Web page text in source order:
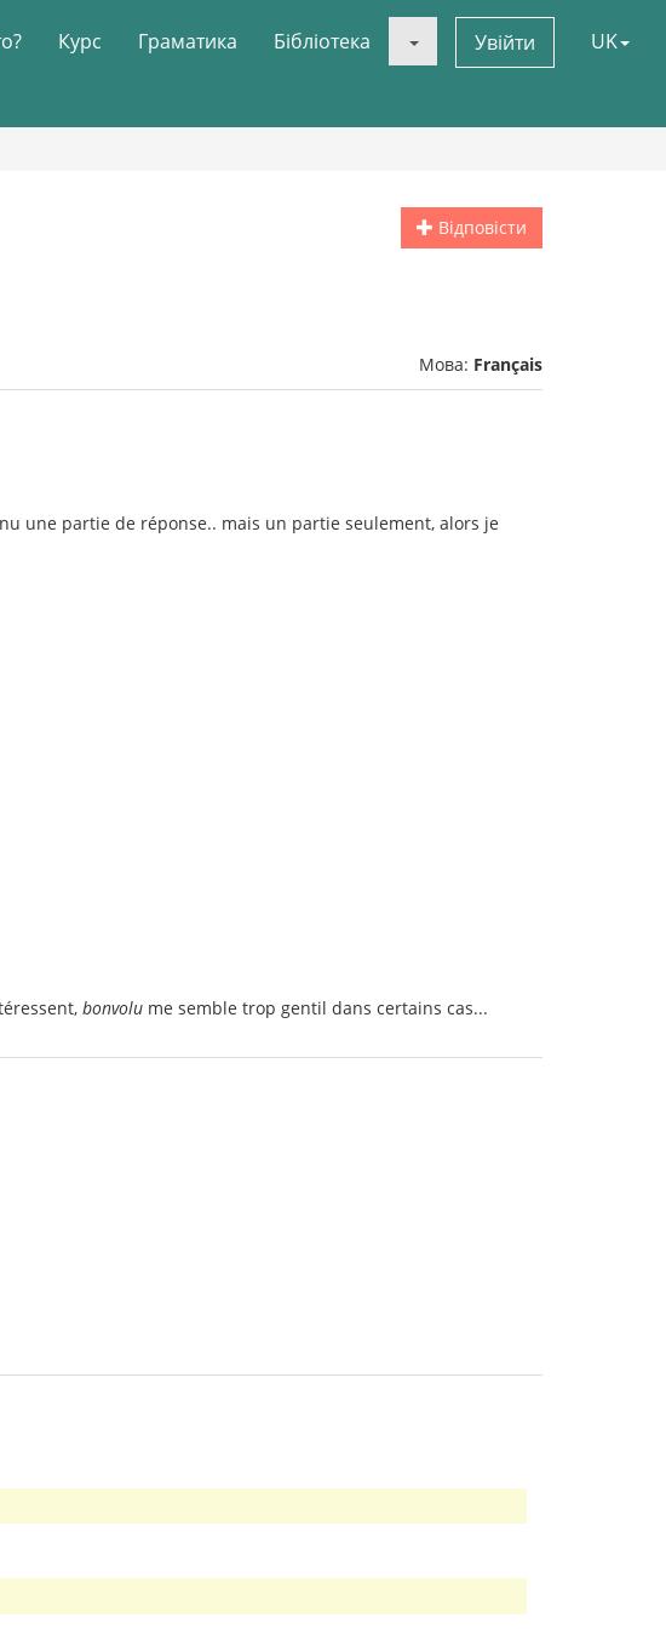
Курс Граматика Бібліотека Увійти UK
Відповісти
Мова: Français
une partie de réponse.. mais un partie seulement, alors je
bonvolu me semble trop gentil dans certains cas...